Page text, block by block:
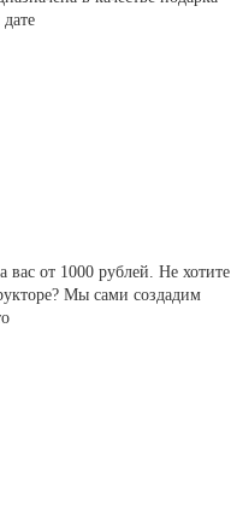
вас от 1000 рублей. Не хотите
Мы сами создадим